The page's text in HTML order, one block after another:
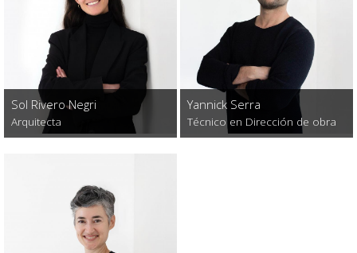
Sol Rivero Negri
Arquitecta
Yannick Serra
Técnico en Dirección de obra